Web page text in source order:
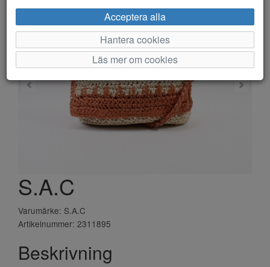
S.A.C
Varumärke: S.A.C
Artikelnummer: 2311895
Beskrivning
Acceptera alla
Hantera cookies
Läs mer om cookies